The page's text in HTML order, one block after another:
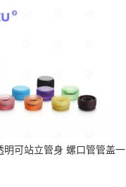
明可站立管身 螺口管管盖一